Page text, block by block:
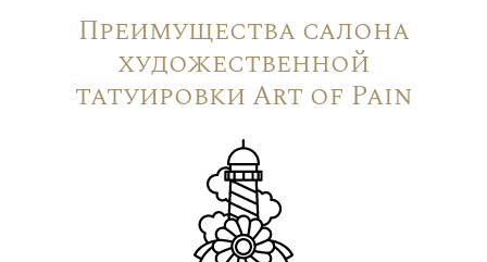
Преимущества салона
художественной
татуировки Art of Pain